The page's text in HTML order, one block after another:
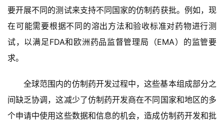
要开展不同的测试来支持不同国家的仿制药获批。例如，现
在可能需要根据不同的溶出方法和验收标准对药物进行测
试，以满足FDA和欧洲药品监督管理局（EMA）的监管要
求。
全球范围内的仿制药开发过程中，这些基本组成部分之
间缺乏协调，这减少了仿制药开发商在不同国家和地区的多
个申请中使用这些数据和信息的机会，造成仿制药开发和批